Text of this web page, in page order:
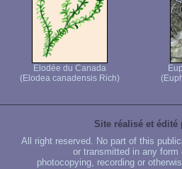
Elodée du Canada
(Elodea canadensis Rich)
Site réalisé et édité
All right reserved. No part of this
or transmitted in any
photocopying, recording or